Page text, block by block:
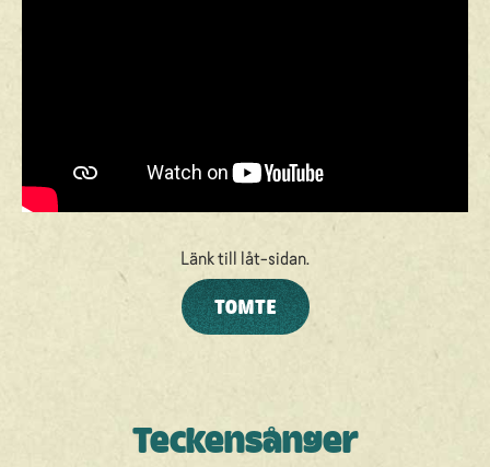
Länk till låt-sidan.
TOMTE
Teckensånger